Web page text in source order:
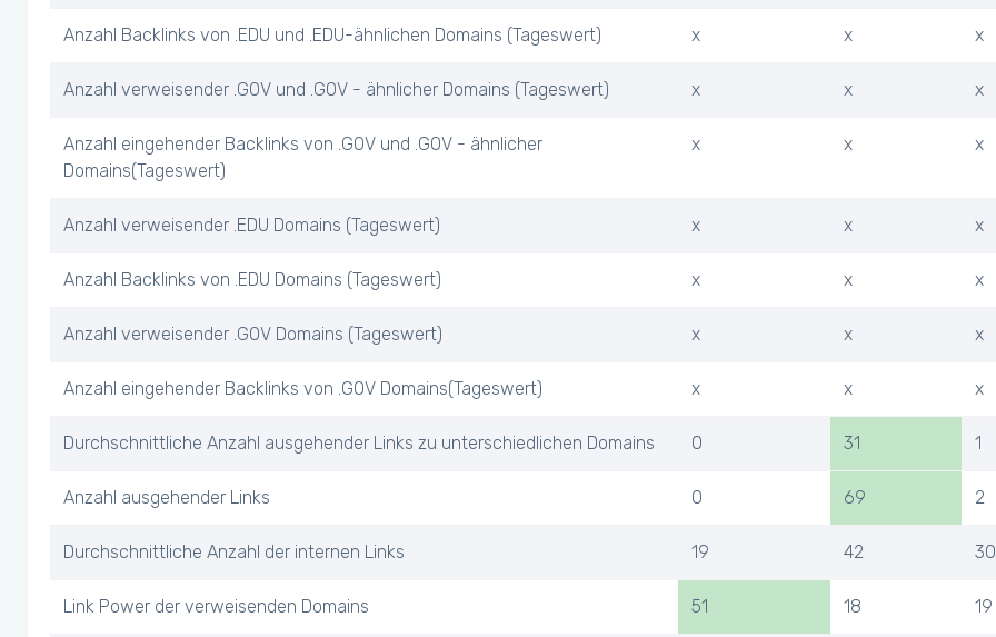
Anzahl Backlinks von .EDU und .EDU-ähnlichen Domains (Tageswert) x x x
Anzahl verweisender .GOV und .GOV - ähnlicher Domains (Tageswert) x x x
Anzahl eingehender Backlinks von .GOV und .GOV - ähnlicher
Domains(Tageswert)
x x x
Anzahl verweisender .EDU Domains (Tageswert) x x x
Anzahl Backlinks von .EDU Domains (Tageswert) x x x
Anzahl verweisender .GOV Domains (Tageswert) x x x
Anzahl eingehender Backlinks von .GOV Domains(Tageswert) x x x
Durchschnittliche Anzahl ausgehender Links zu unterschiedlichen Domains 0 31 1
Anzahl ausgehender Links 0 69 2
Durchschnittliche Anzahl der internen Links 19 42 30
Link Power der verweisenden Domains 51 18 19